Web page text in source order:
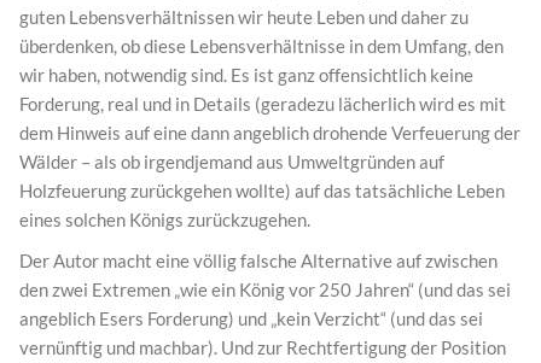
guten Lebensverhältnissen wir heute Leben und daher zu
überdenken, ob diese Lebensverhältnisse in dem Umfang, den
wir haben, notwendig sind. Es ist ganz offensichtlich keine
Forderung, real und in Details (geradezu lächerlich wird es mit
dem Hinweis auf eine dann angeblich drohende Verfeuerung der
Wälder – als ob irgendjemand aus Umweltgründen auf
Holzfeuerung zurückgehen wollte) auf das tatsächliche Leben
eines solchen Königs zurückzugehen.
Der Autor macht eine völlig falsche Alternative auf zwischen
den zwei Extremen „wie ein König vor 250 Jahren“ (und das sei
angeblich Esers Forderung) und „kein Verzicht“ (und das sei
vernünftig und machbar). Und zur Rechtfertigung der Position